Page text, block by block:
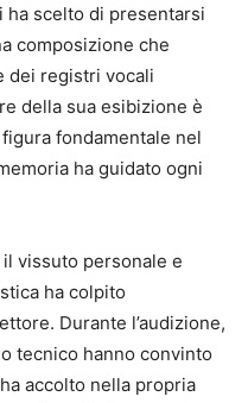
scelto di presentarsi
composizione che
dei registri vocali
della sua esibizione è
fondamentale nel
ha guidato ogni
vissuto personale e
ha colpito
Durante l’audizione,
tecnico hanno convinto
accolto nella propria